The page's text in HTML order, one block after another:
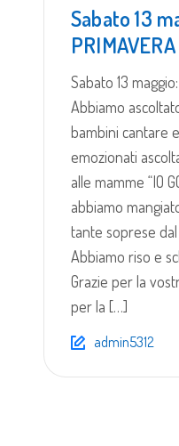
Sabato 13
PRIMAVERA
Sabato 13
Abbiamo
bambini cantare
emozionati
alle mamme “IO
abbiamo
tante soprese
Abbiamo riso e
Grazie per la
per la […]
admin5312